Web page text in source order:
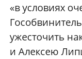
«в условиях
ужесточить
и Алексею